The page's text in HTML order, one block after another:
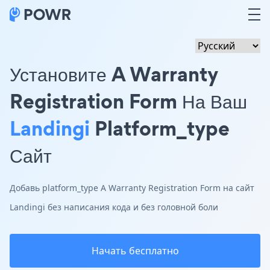
Установите A Warranty
Registration Form На Ваш
Landingi Platform_type
Сайт
Добавь platform_type A Warranty Registration Form на сайт
Landingi без написания кода и без головной боли
Начать бесплатно